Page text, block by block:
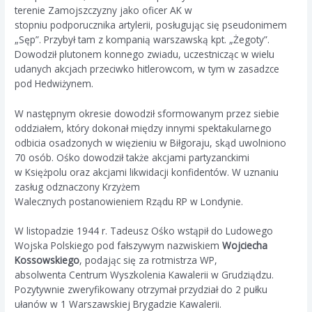
terenie Zamojszczyzny jako oficer AK w
stopniu podporucznika artylerii, posługując się pseudonimem
„Sęp”. Przybył tam z kompanią warszawską kpt. „Żegoty”.
Dowodził plutonem konnego zwiadu, uczestnicząc w wielu
udanych akcjach przeciwko hitlerowcom, w tym w zasadzce
pod Hedwiżynem.
W następnym okresie dowodził sformowanym przez siebie
oddziałem, który dokonał między innymi spektakularnego
odbicia osadzonych w więzieniu w Biłgoraju, skąd uwolniono
70 osób. Ośko dowodził także akcjami partyzanckimi
w Księżpolu oraz akcjami likwidacji konfidentów. W uznaniu
zasług odznaczony Krzyżem
Walecznych postanowieniem Rządu RP w Londynie.
W listopadzie 1944 r. Tadeusz Ośko wstąpił do Ludowego
Wojska Polskiego pod fałszywym nazwiskiemWojciecha
Kossowskiego, podając się za rotmistrza WP,
absolwenta Centrum Wyszkolenia Kawalerii w Grudziądzu.
Pozytywnie zweryfikowany otrzymał przydział do 2 pułku
ułanów w 1 Warszawskiej Brygadzie Kawalerii.